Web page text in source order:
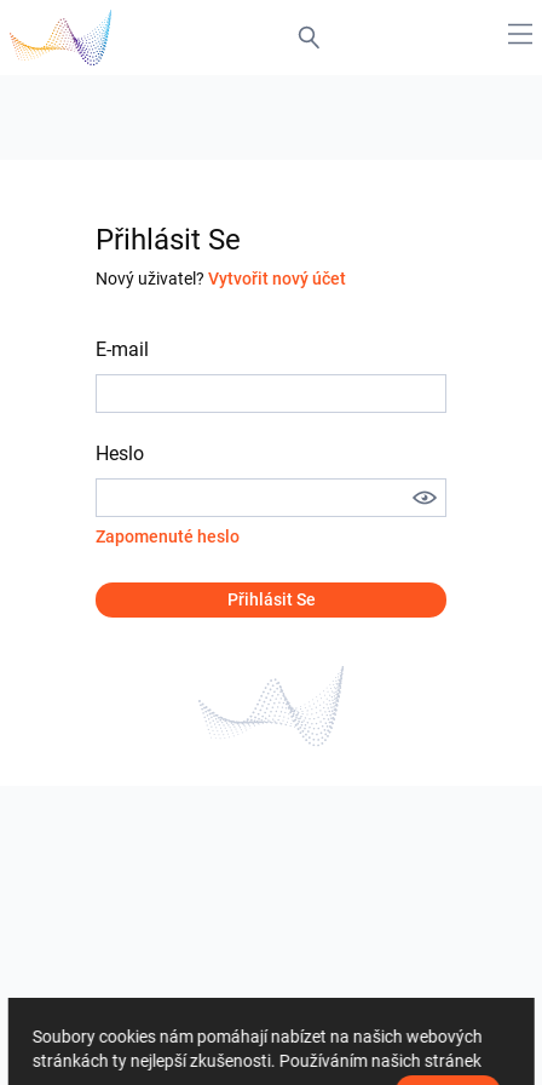
Přihlásit Se
Nový uživatel? Vytvořit nový účet
E-mail
Heslo
Zapomenuté heslo
Přihlásit Se
Soubory cookies nám pomáhají nabízet na našich webových
stránkách ty nejlepší zkušenosti. Používáním našich stránek